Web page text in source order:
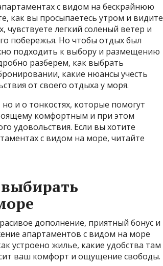
с видом на бескрайнюю
как вы просыпаетесь утром и видите
легкий соленый ветер и
побережья. Но чтобы отдых был
подходить к выбору и размещению
разберем, как выбрать
какие нюансы учесть
от своего отдыха у моря.
и о тонкостях, которые помогут
комфортным и при этом
удовольствия. Если вы хотите
с видом на море, читайте
дополнение, приятный бонус и
апартаментов с видом на море
устроено жилье, какие удобства там
ваш комфорт и ощущение свободы.